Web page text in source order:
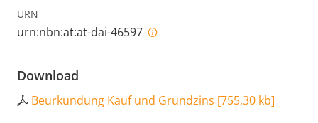
URN
urn:nbn:at:at-dai-46597
Download
Beurkundung Kauf und Grundzins [755,30 kb]